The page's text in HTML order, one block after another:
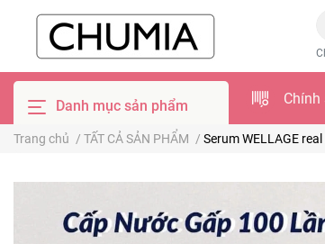
Danh mục sản phẩm Chính
Trang chủ / TẤT CẢ SẢN PHẨM / Serum WELLAGE